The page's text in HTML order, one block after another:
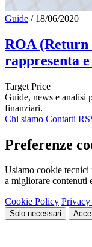
Guide / 18/06/2020
ROA (Return
rappresenta
Target Price
Guide, news e analisi
finanziari.
Chi siamo Contatti
Preferenze
Usiamo cookie tecnici
a migliorare contenuti
Cookie Policy
Solo necessari